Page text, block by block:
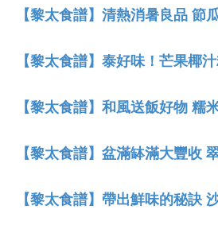
【黎太食譜】清熱消暑良品 節
【黎太食譜】泰好味！芒果椰
【黎太食譜】和風送飯好物 糯
【黎太食譜】盆滿缽滿大豐收
【黎太食譜】帶出鮮味的秘訣